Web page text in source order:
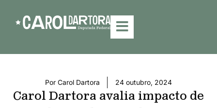
PorCarol Dartora 24 outubro, 2024
Carol Dartora avalia impacto de